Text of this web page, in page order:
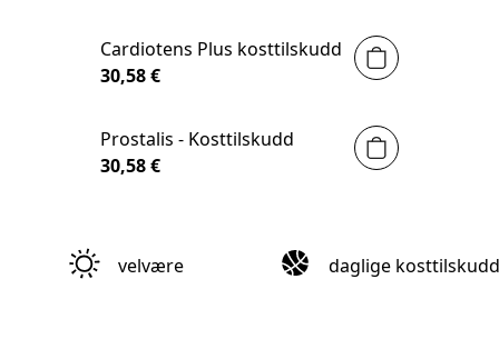
Cardiotens Plus kosttilskudd
30,58 €
Prostalis - Kosttilskudd
30,58 €
velvære daglige kosttilskudd